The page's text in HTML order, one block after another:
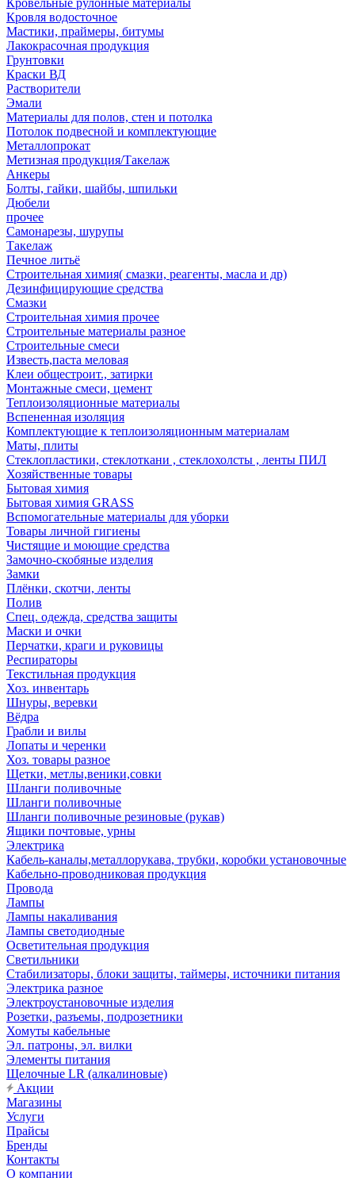
Кровельные рулонные материалы
Кровля водосточное
Мастики, праймеры, битумы
Лакокрасочная продукция
Грунтовки
Краски ВД
Растворители
Эмали
Материалы для полов, стен и потолка
Потолок подвесной и комплектующие
Металлопрокат
Метизная продукция/Такелаж
Анкеры
Болты, гайки, шайбы, шпильки
Дюбели
прочее
Самонарезы, шурупы
Такелаж
Печное литьё
Строительная химия( смазки, реагенты, масла и др)
Дезинфицирующие средства
Смазки
Строительная химия прочее
Строительные материалы разное
Строительные смеси
Известь,паста меловая
Клеи общестроит., затирки
Монтажные смеси, цемент
Теплоизоляционные материалы
Вспененная изоляция
Комплектующие к теплоизоляционным материалам
Маты, плиты
Стеклопластики, стеклоткани , стеклохолсты , ленты ПИЛ
Хозяйственные товары
Бытовая химия
Бытовая химия GRASS
Вспомогательные материалы для уборки
Товары личной гигиены
Чистящие и моющие средства
Замочно-скобяные изделия
Замки
Плёнки, скотчи, ленты
Полив
Спец. одежда, средства защиты
Маски и очки
Перчатки, краги и руковицы
Респираторы
Текстильная продукция
Хоз. инвентарь
Шнуры, веревки
Вёдра
Грабли и вилы
Лопаты и черенки
Хоз. товары разное
Щетки, метлы,веники,совки
Шланги поливочные
Шланги поливочные
Шланги поливочные резиновые (рукав)
Ящики почтовые, урны
Электрика
Кабель-каналы,металлорукава, трубки, коробки установочные
Кабельно-проводниковая продукция
Провода
Лампы
Лампы накаливания
Лампы светодиодные
Осветительная продукция
Светильники
Стабилизаторы, блоки защиты, таймеры, источники питания
Электрика разное
Электроустановочные изделия
Розетки, разъемы, подрозетники
Хомуты кабельные
Эл. патроны, эл. вилки
Элементы питания
Щелочные LR (алкалиновые)
Акции
Магазины
Услуги
Прайсы
Бренды
Контакты
О компании